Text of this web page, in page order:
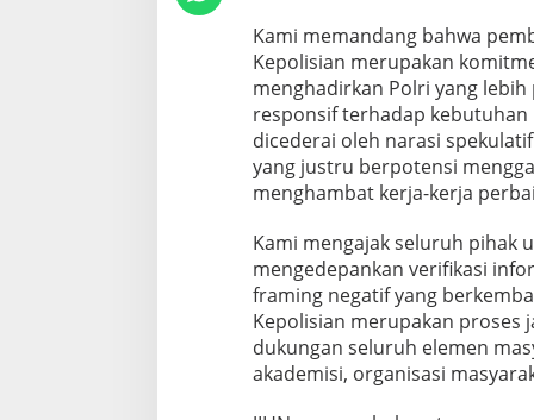
Kami memandang bahwa
Kepolisian merupakan
menghadirkan Polri yang
responsif terhadap
dicederai oleh narasi
yang justru berpotensi
menghambat kerja-kerja
Kami mengajak seluruh pihak
mengedepankan verifikasi
framing negatif yang
Kepolisian merupakan proses
dukungan seluruh elemen
akademisi, organisasi